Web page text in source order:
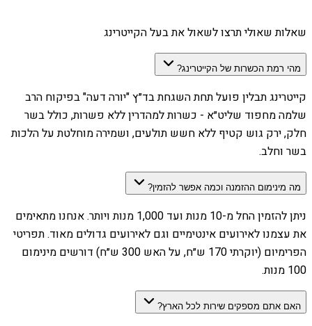
שאלות שאולי תרצו לשאול את בעל הקייטרינג
מהי רמת הכשרות של הקייטרינג?
קייטרינג תבלין פועל תחת השגחת בד״ץ "יורה דעה" בפיקוח הרב
שלמה מחפוד שליט״א - כשרות למהדרין ללא פשרות, כולל בשר
חלק, ירק גוש קטיף ללא חשש תולעים, ושמירה מוחלטת על הלכות
בשר וחלב.
מה מינימום ההזמנה וכמה אפשר להזמין?
ניתן להזמין החל מ-10 מנות ועד 1,000 מנות ויותר. אנחנו מתאימים
את עצמנו לאירועים אינטימיים וגם לאירועים גדולים מאוד. תפריטי
הפרימיום (יוקרתי 170 ש״ח, על האש 300 ש״ח) דורשים מינימום
100 מנות.
האם אתם מספקים שירות לכל הארץ?